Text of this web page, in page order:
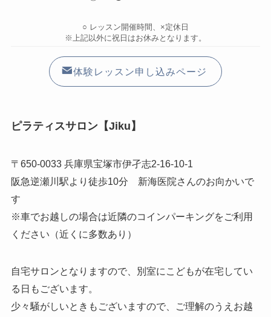
○ レッスン開催時間、×定休日
※上記以外に祝日はお休みとなります。
体験レッスン申し込みページ
ピラティスサロン【Jiku】
〒650-0033 兵庫県宝塚市伊孑志2-16-10-1
阪急逆瀬川駅より徒歩10分 新海医院さんのお向かいで
す
※車でお越しの場合は近隣のコインパーキングをご利用
ください（近くに多数あり）
自宅サロンとなりますので、別室にこどもが在宅してい
る日もございます。
少々騒がしいときもございますので、ご理解のうえお越